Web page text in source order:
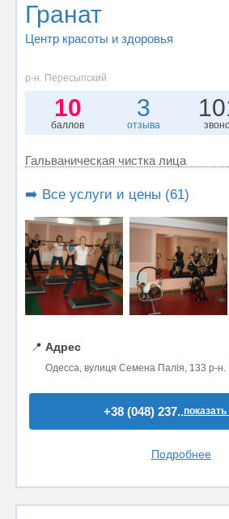
Гранат
Центр красоты и здоровья
р-н. Пересыпский
10
баллов
3
отзыва
Гальваническая чистка лица
➡️ Все услуги и цены (61)
📍 Адрес
Одесса, вулиця Семена Палія, 133 р-
+38 (048) 237..
Подробнее